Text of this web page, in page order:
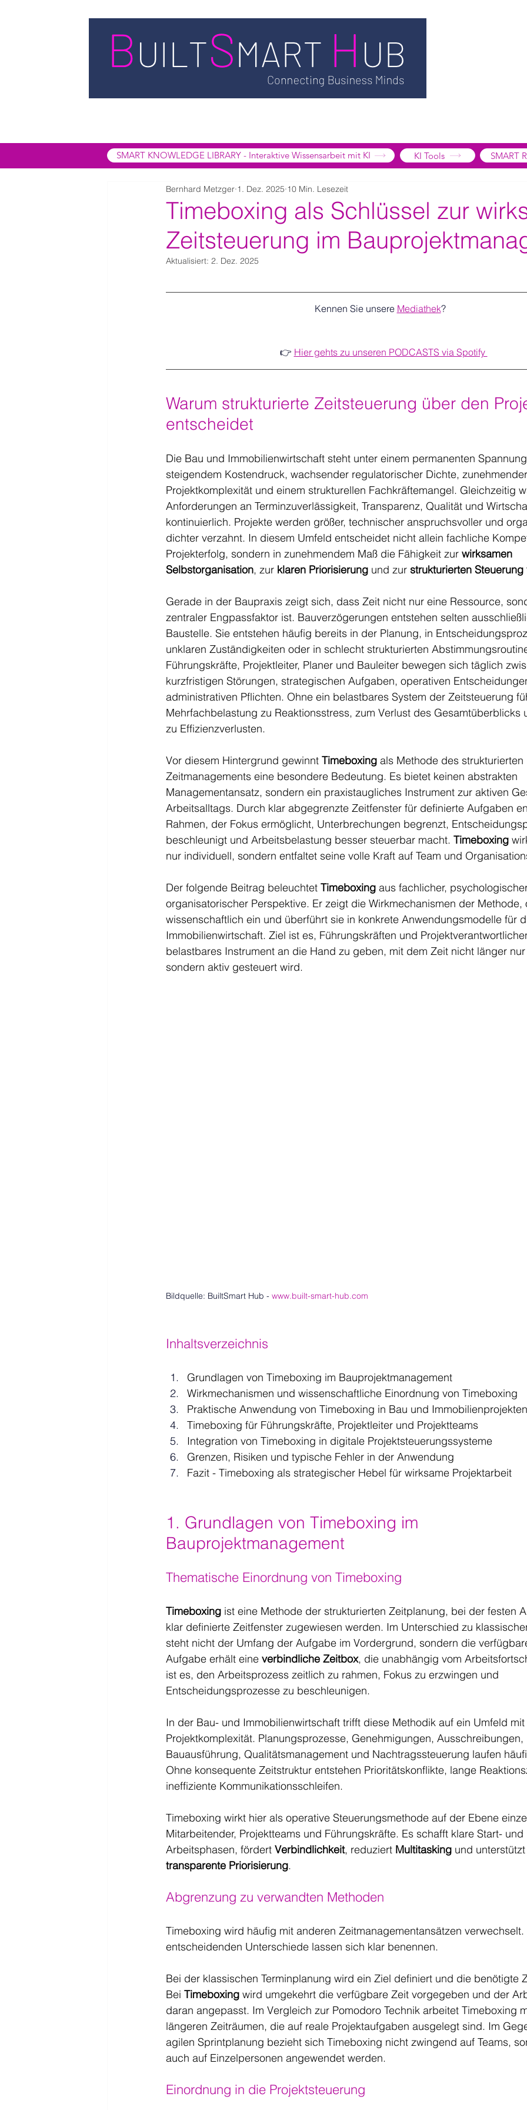
SMART KNOWLEDGE LIBRARY - Interaktive Wissensarbeit mit KI KI Tools SMART
Timeboxing als Schlüssel zur
Zeitsteuerung im
Bernhard Metzger 1. Dez. 2025 10 Min. Lesezeit
Aktualisiert: 2. Dez. 2025
Kennen Sie unsere Mediathek?
👉 Hier gehts zu unseren PODCASTS via Spotify
Warum strukturierte Zeitsteuerung über den
entscheidet
Die Bau und Immobilienwirtschaft steht unter einem permanenten
steigendem Kostendruck, wachsender regulatorischer Dichte,
Projektkomplexität und einem strukturellen Fachkräftemangel. Gleichzeitig
Anforderungen an Terminzuverlässigkeit, Transparenz, Qualität und
kontinuierlich. Projekte werden größer, technischer anspruchsvoller und
dichter verzahnt. In diesem Umfeld entscheidet nicht allein fachliche
Projekterfolg, sondern in zunehmendem Maß die Fähigkeit zur wirksamen
Selbstorganisation, zur klaren Priorisierung und zur strukturierten Steuerung
Gerade in der Baupraxis zeigt sich, dass Zeit nicht nur eine Ressource,
zentraler Engpassfaktor ist. Bauverzögerungen entstehen selten
Baustelle. Sie entstehen häufig bereits in der Planung, in
unklaren Zuständigkeiten oder in schlecht strukturierten
Führungskräfte, Projektleiter, Planer und Bauleiter bewegen sich täglich
kurzfristigen Störungen, strategischen Aufgaben, operativen
administrativen Pflichten. Ohne ein belastbares System der Zeitsteuerung
Mehrfachbelastung zu Reaktionsstress, zum Verlust des
zu Effizienzverlusten.
Vor diesem Hintergrund gewinnt Timeboxing als Methode des strukturierten
Zeitmanagements eine besondere Bedeutung. Es bietet keinen abstrakten
Managementansatz, sondern ein praxistaugliches Instrument zur aktiven
Arbeitsalltags. Durch klar abgegrenzte Zeitfenster für definierte Aufgaben
Rahmen, der Fokus ermöglicht, Unterbrechungen begrenzt,
beschleunigt und Arbeitsbelastung besser steuerbar macht. Timeboxing
nur individuell, sondern entfaltet seine volle Kraft auf Team und
Der folgende Beitrag beleuchtet Timeboxing aus fachlicher,
organisatorischer Perspektive. Er zeigt die Wirkmechanismen der
wissenschaftlich ein und überführt sie in konkrete Anwendungsmodelle für
Immobilienwirtschaft. Ziel ist es, Führungskräften und
belastbares Instrument an die Hand zu geben, mit dem Zeit nicht länger
sondern aktiv gesteuert wird.
Bildquelle: BuiltSmart Hub - www.built-smart-hub.com
Inhaltsverzeichnis
Grundlagen von Timeboxing im Bauprojektmanagement
Wirkmechanismen und wissenschaftliche Einordnung von Timeboxing
Praktische Anwendung von Timeboxing in Bau und Immobilienprojekten
Timeboxing für Führungskräfte, Projektleiter und Projektteams
Integration von Timeboxing in digitale Projektsteuerungssysteme
Grenzen, Risiken und typische Fehler in der Anwendung
Fazit - Timeboxing als strategischer Hebel für wirksame Projektarbeit
1. Grundlagen von Timeboxing im
Bauprojektmanagement
Thematische Einordnung von Timeboxing
Timeboxing ist eine Methode der strukturierten Zeitplanung, bei der festen
klar definierte Zeitfenster zugewiesen werden. Im Unterschied zu
steht nicht der Umfang der Aufgabe im Vordergrund, sondern die
Aufgabe erhält eine verbindliche Zeitbox, die unabhängig vom
ist es, den Arbeitsprozess zeitlich zu rahmen, Fokus zu erzwingen und
Entscheidungsprozesse zu beschleunigen.
In der Bau- und Immobilienwirtschaft trifft diese Methodik auf ein Umfeld
Projektkomplexität. Planungsprozesse, Genehmigungen, Ausschreibungen,
Bauausführung, Qualitätsmanagement und Nachtragssteuerung laufen
Ohne konsequente Zeitstruktur entstehen Prioritätskonflikte, lange
ineffiziente Kommunikationsschleifen.
Timeboxing wirkt hier als operative Steuerungsmethode auf der Ebene
Mitarbeitender, Projektteams und Führungskräfte. Es schafft klare Start-
Arbeitsphasen, fördert Verbindlichkeit, reduziert Multitasking und
transparente Priorisierung.
Abgrenzung zu verwandten Methoden
Timeboxing wird häufig mit anderen Zeitmanagementansätzen
entscheidenden Unterschiede lassen sich klar benennen.
Bei der klassischen Terminplanung wird ein Ziel definiert und die benötigte
Bei Timeboxing wird umgekehrt die verfügbare Zeit vorgegeben und der
daran angepasst. Im Vergleich zur Pomodoro Technik arbeitet Timeboxing
längeren Zeiträumen, die auf reale Projektaufgaben ausgelegt sind. Im
agilen Sprintplanung bezieht sich Timeboxing nicht zwingend auf Teams,
auch auf Einzelpersonen angewendet werden.
Einordnung in die Projektsteuerung